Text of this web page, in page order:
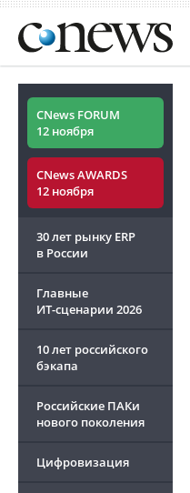
CNews FORUM
12 ноября
CNews AWARDS
12 ноября
30 лет рынку ERP
в России
Главные
ИТ-сценарии 2026
10 лет российского
бэкапа
Российские ПАКи
нового поколения
Цифровизация